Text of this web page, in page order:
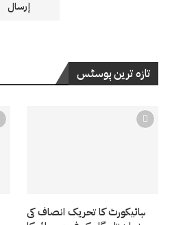
تازہ ترین پوسٹس
ہائیکورٹ کا تحریک انصاف کی